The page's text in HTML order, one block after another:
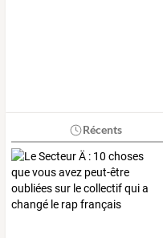
Récents